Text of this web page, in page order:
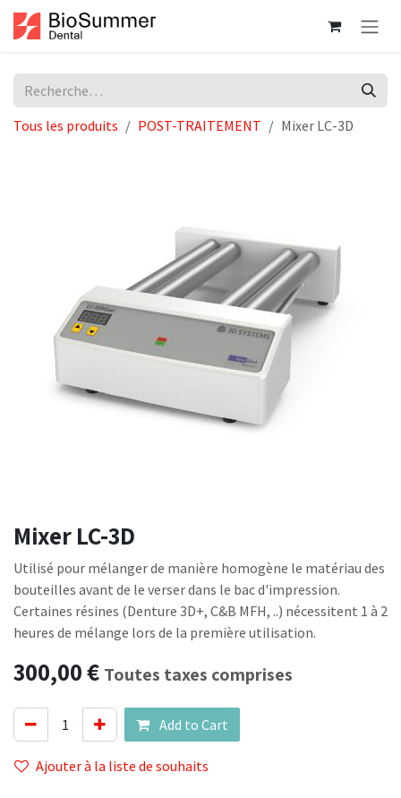
Se rendre au contenu
Tous les produits POST-TRAITEMENT Mixer LC-3D
Mixer LC-3D
Utilisé pour mélanger de manière homogène le matériau des
bouteilles avant de le verser dans le bac d'impression.
Certaines résines (Denture 3D+, C&B MFH, ..) nécessitent 1 à 2
heures de mélange lors de la première utilisation.
300,00€ Toutes taxes comprises
Add to Cart
Ajouter à la liste de souhaits